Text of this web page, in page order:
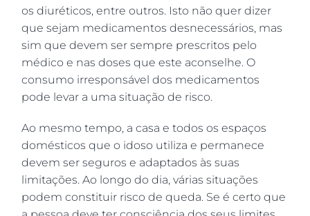
os diuréticos, entre outros. Isto não quer dizer
que sejam medicamentos desnecessários, mas
sim que devem ser sempre prescritos pelo
médico e nas doses que este aconselhe. O
consumo irresponsável dos medicamentos
pode levar a uma situação de risco.
Ao mesmo tempo, a casa e todos os espaços
domésticos que o idoso utiliza e permanece
devem ser seguros e adaptados às suas
limitações. Ao longo do dia, várias situações
podem constituir risco de queda. Se é certo que